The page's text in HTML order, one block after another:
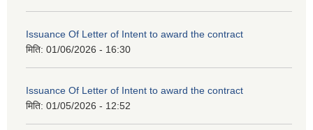
Issuance Of Letter of Intent to award the contract
मिति: 01/06/2026 - 16:30
Issuance Of Letter of Intent to award the contract
मिति: 01/05/2026 - 12:52